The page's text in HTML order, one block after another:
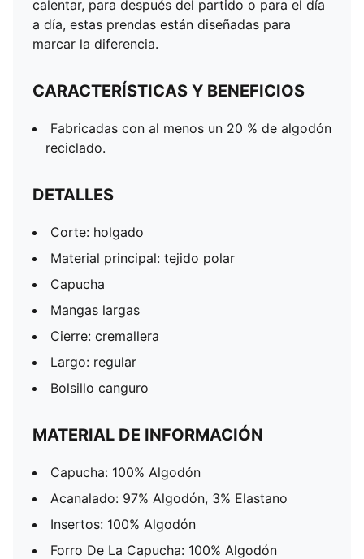
calentar, para después del partido o para el día
a día, estas prendas están diseñadas para
marcar la diferencia.
CARACTERÍSTICAS Y BENEFICIOS
Fabricadas con al menos un 20 % de algodón
reciclado.
DETALLES
Corte: holgado
Material principal: tejido polar
Capucha
Mangas largas
Cierre: cremallera
Largo: regular
Bolsillo canguro
MATERIAL DE INFORMACIÓN
Capucha: 100% Algodón
Acanalado: 97% Algodón, 3% Elastano
Insertos: 100% Algodón
Forro De La Capucha: 100% Algodón